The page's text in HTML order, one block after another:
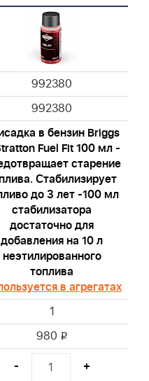
992380
992380
в бензин Briggs
Fuel Fit 100 мл -
старение
Стабилизирует
до 3 лет -100 мл
стабилизатора
достаточно для
добавления на 10 л
неэтилированного
топлива
в агрегатах
1
980 i
- +